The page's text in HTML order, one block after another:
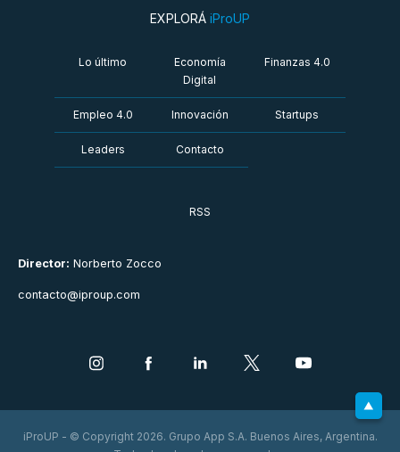
Director: Norberto Zocco
contacto@iproup.com
EXPLORÁ iProUP
Lo último
Economía
Digital
Finanzas 4.0
Empleo 4.0 Innovación Startups
Leaders Contacto
RSS
iProUP - © Copyright 2026. Grupo App S.A. Buenos Aires, Argentina.